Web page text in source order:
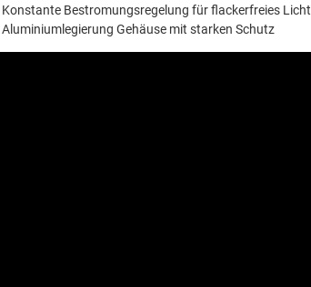
Konstante Bestromungsregelung für flackerfreies Licht
Aluminiumlegierung Gehäuse mit starken Schutz